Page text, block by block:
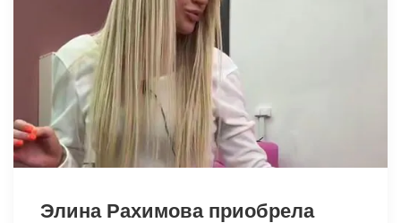
Элина Рахимова приобрела